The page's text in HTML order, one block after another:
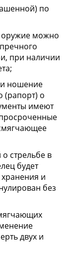
по
оружие можно
при наличии
ношение
(рапорт) о
имеют
стрельбе в
будет
и
без
двух и